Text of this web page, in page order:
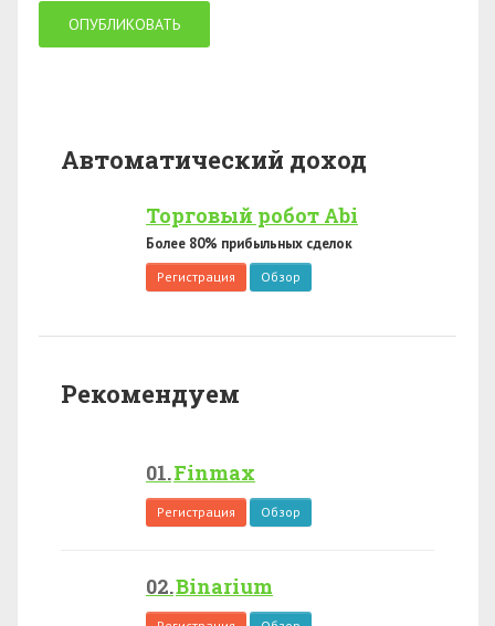
Автоматический доход
Торговый робот Abi
Более 80% прибыльных сделок
Регистрация Обзор
Рекомендуем
Finmax
Регистрация Обзор
Binarium